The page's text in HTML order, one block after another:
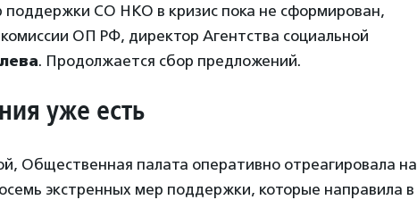
поддержки СО НКО в кризис пока не сформирован,
ОП РФ, директор Агентства социальной
. Продолжается сбор предложений.
уже есть
Общественная палата оперативно отреагировала на
экстренных мер поддержки, которые направила в